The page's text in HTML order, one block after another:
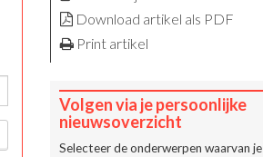
Download artikel als PDF
Print artikel
Volgen via je persoonlijke
nieuwsoverzicht
Selecteer de onderwerpen waarvan je